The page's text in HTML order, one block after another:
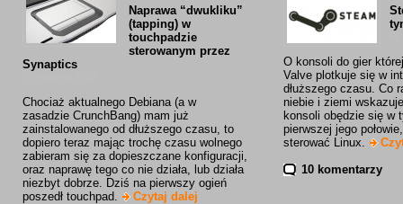
Naprawa “dwukliku”
(tapping) w
touchpadzie
sterowanym przez
Synaptics
Chociaż aktualnego Debiana (a w
zasadzie CrunchBang) mam już
zainstalowanego od dłuższego czasu, to
dopiero teraz mając trochę czasu wolnego
zabieram się za dopieszczane konfiguracji,
oraz naprawę tego co nie działa, lub działa
niezbyt dobrze. Dziś na pierwszy ogień
poszedł touchpad.
Czytaj dalej
O konsoli do gier
Valve plotkuje się w
dłuższego czasu. Co
niebie i ziemi
konsoli obędzie się w
pierwszej jego
sterować Linux.
10 komentarzy